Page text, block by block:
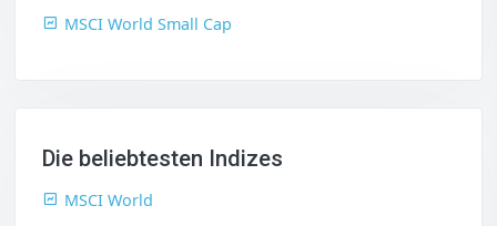
MSCI World Small Cap
Die beliebtesten Indizes
MSCI World